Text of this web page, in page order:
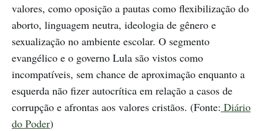
valores, como oposição a pautas como flexibilização do
aborto, linguagem neutra, ideologia de gênero e
sexualização no ambiente escolar. O segmento
evangélico e o governo Lula são vistos como
incompatíveis, sem chance de aproximação enquanto a
esquerda não fizer autocrítica em relação a casos de
corrupção e afrontas aos valores cristãos. (Fonte: Diário
do Poder)